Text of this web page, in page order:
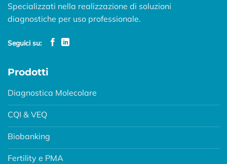
Specializzati nella realizzazione di soluzioni
diagnostiche per uso professionale.
Seguici su:
Prodotti
Diagnostica Molecolare
CQI & VEQ
Biobanking
Fertility e PMA